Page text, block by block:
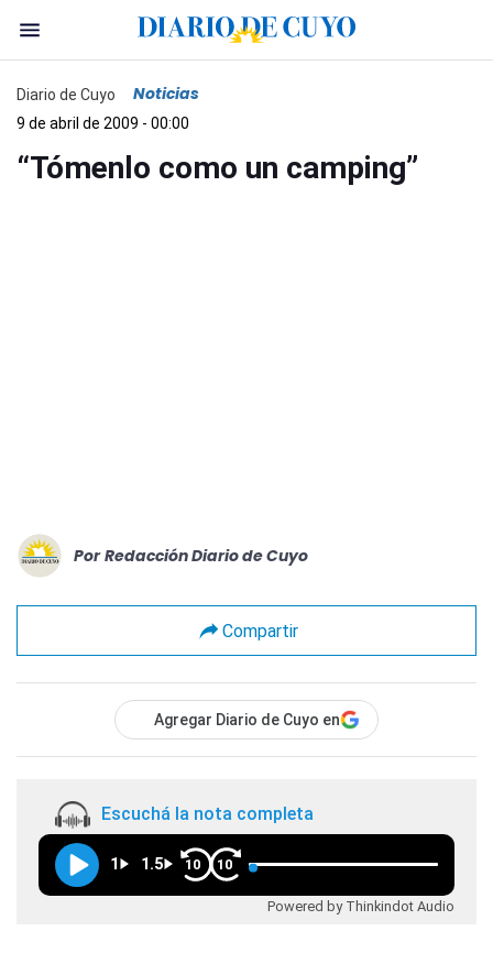
Diario de Cuyo Noticias
9 de abril de 2009 - 00:00
“Tómenlo como un camping”
Por Redacción Diario de Cuyo
Compartir
Agregar Diario de Cuyo en
Escuchá la nota completa
1 1.5 10 10
Powered by Thinkindot Audio